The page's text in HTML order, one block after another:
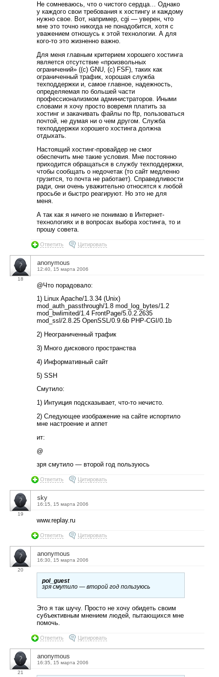
Не сомневаюсь, что о чистого сердца… Однако
у каждого свои требования к хостингу и каждому
нужно свое. Вот, например, cgi — уверен, что
мне это точно никогда не понадобится, хотя с
уважением отношусь к этой технологии. А для
кого-то это жизненно важно.
Для меня главным критерием хорошего хостинга
является отсутствие «произвольных
ограничений» ((c) GNU, (c) FSF), таких как
ограниченный трафик, хорошая служба
техподдержки и, самое главное, надежность,
определяемая по большей части
профессионализмом администраторов. Иными
словами я хочу просто вовремя платить за
хостинг и закачивать файлы по ftp, пользоваться
почтой, не думая ни о чем другом. Служба
техподдержки хорошего хостинга должна
отдыхать.
Настоящий хостинг-провайдер не смог
обеспечить мне такие условия. Мне постоянно
приходится обращаться в службу техподдержки,
чтобы сообщать о недочетак (то сайт медленно
грузится, то почта не работает). Справедливости
ради, они очень уважительно относятся к любой
просьбе и быстро реагируют. Но это не для
меня.
А так как я ничего не понимаю в Интернет-
технологиях и в вопросах выбора хостинга, то и
прошу совета.
Ответить Цитировать
18
anonymous
12:40, 15 марта 2006
@Что порадовало:
1) Linux Apache/1.3.34 (Unix)
mod_auth_passthrough/1.8 mod_log_bytes/1.2
mod_bwlimited/1.4 FrontPage/5.0.2.2635
mod_ssl/2.8.25 OpenSSL/0.9.6b PHP-CGI/0.1b
2) Неограниченный трафик
3) Много дискового пространства
4) Информативный сайт
5) SSH
Смутило:
1) Интуиция подсказывает, что-то нечисто.
2) Следующее изображение на сайте испортило
мне настроение и аппет
ит:
@
зря смутило — второй год пользуюсь
Ответить Цитировать
19
sky
16:15, 15 марта 2006
www.replay.ru
Ответить Цитировать
20
anonymous
16:30, 15 марта 2006
pol_guest
зря смутило — второй год пользуюсь
Это я так шучу. Просто не хочу обидеть своим
субъективным мнением людей, пытающихся мне
помочь.
Ответить Цитировать
21
anonymous
16:35, 15 марта 2006